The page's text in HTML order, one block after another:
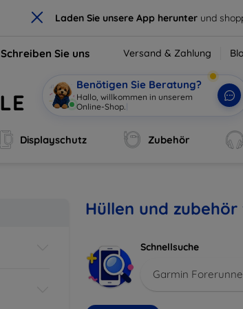
× Laden Sie unsere App herunter und
Schreiben Sie uns Versand & Zahlung
Benötigen Sie Beratung?
Hallo, willkommen in unserem
Online-Shop.
Displayschutz Zubehör
Hüllen und
Schnellsuche
Garmin